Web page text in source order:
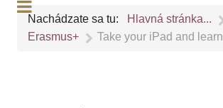
Nachádzate sa tu: Hlavná stránka...
Erasmus+
Take your iPad and learn